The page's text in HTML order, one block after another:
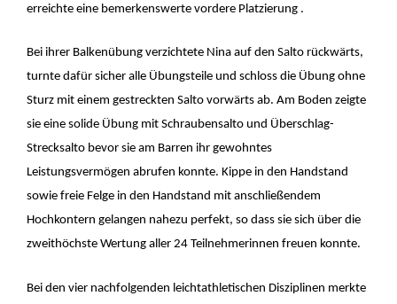
erreichte eine bemerkenswerte vordere Platzierung .
Bei ihrer Balkenübung verzichtete Nina auf den Salto rückwärts,
turnte dafür sicher alle Übungsteile und schloss die Übung ohne
Sturz mit einem gestreckten Salto vorwärts ab. Am Boden zeigte
sie eine solide Übung mit Schraubensalto und Überschlag-
Strecksalto bevor sie am Barren ihr gewohntes
Leistungsvermögen abrufen konnte. Kippe in den Handstand
sowie freie Felge in den Handstand mit anschließendem
Hochkontern gelangen nahezu perfekt, so dass sie sich über die
zweithöchste Wertung aller 24 Teilnehmerinnen freuen konnte.
Bei den vier nachfolgenden leichtathletischen Disziplinen merkte